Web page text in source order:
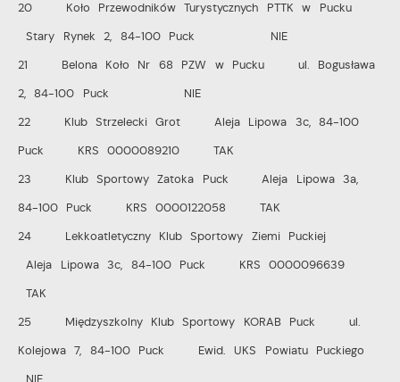
20 Koło Przewodników Turystycznych PTTK w Pucku
Stary Rynek 2, 84-100 Puck NIE
21 Belona Koło Nr 68 PZW w Pucku ul. Bogusława
2, 84-100 Puck NIE
22 Klub Strzelecki Grot Aleja Lipowa 3c, 84-100
Puck KRS 0000089210 TAK
23 Klub Sportowy Zatoka Puck Aleja Lipowa 3a,
84-100 Puck KRS 0000122058 TAK
24 Lekkoatletyczny Klub Sportowy Ziemi Puckiej
Aleja Lipowa 3c, 84-100 Puck KRS 0000096639
TAK
25 Międzyszkolny Klub Sportowy KORAB Puck ul.
Kolejowa 7, 84-100 Puck Ewid. UKS Powiatu Puckiego